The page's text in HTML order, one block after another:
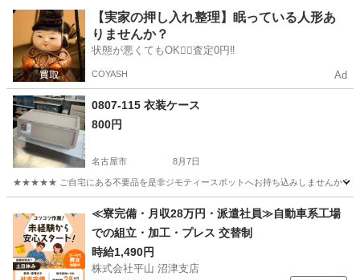
愛知 名古屋市 収納家具 現地
【実家の押し入れ整理】眠っている人形あ
りませんか？
状態が悪くてもOK🙆‍♀️査定0円‼️
COYASH Ad
0807-115 衣装ケース
800円
名古屋市 8月7日
★★★★★ ご自宅にある不要品を是非ジモティースポットへお持ち込みしませんか？
収納家具 現地
≪寮完備・月収28万円・派遣社員≫自動車系工場
での組立・加工・プレス 交替制
時給1,490円
株式会社平山 沼津支店